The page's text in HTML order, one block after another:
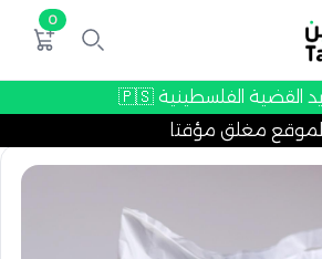
0
الموقع مغلق مؤقتا